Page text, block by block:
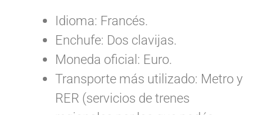
Idioma: Francés.
Enchufe: Dos clavijas.
Moneda oficial: Euro.
Transporte más utilizado: Metro y
RER (servicios de trenes